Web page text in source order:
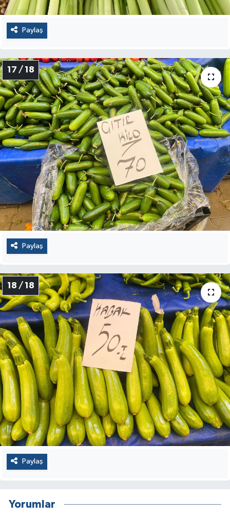
Paylaş
17 / 18
Paylaş
18 / 18
Paylaş
Yorumlar